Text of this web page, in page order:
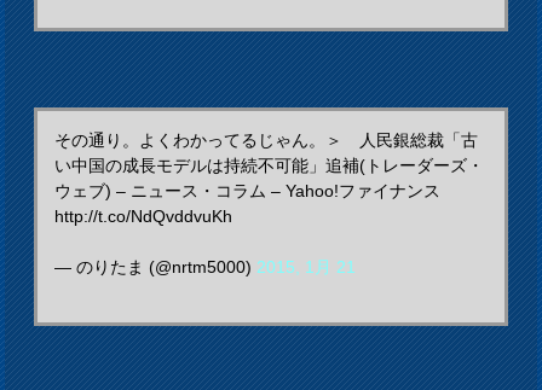
その通り。よくわかってるじゃん。＞ 人民銀総裁「古
い中国の成長モデルは持続不可能」追補(トレーダーズ・
ウェブ) – ニュース・コラム – Yahoo!ファイナンス
http://t.co/NdQvddvuKh
— のりたま (@nrtm5000) 2015, 1月 21